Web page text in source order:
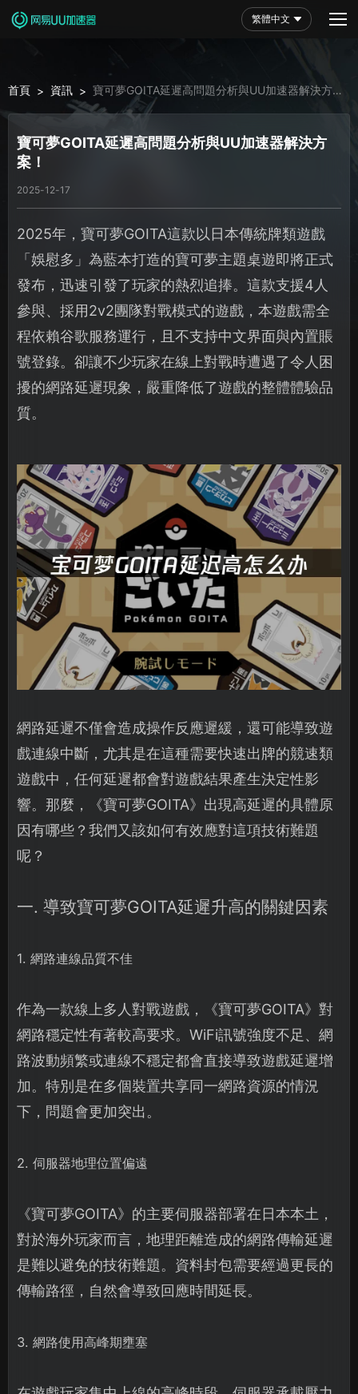
繁體中文
首頁 > 資訊 > 寶可夢GOITA延遲高問題分析與UU加速器解決方
案！
寶可夢GOITA延遲高問題分析與UU加速器解決方
案！
2025-12-17
2025年，寶可夢GOITA這款以日本傳統牌類遊戲
「娛慰多」為藍本打造的寶可夢主題桌遊即將正式
發布，迅速引發了玩家的熱烈追捧。這款支援4人
參與、採用2v2團隊對戰模式的遊戲，本遊戲需全
程依賴谷歌服務運行，且不支持中文界面與內置賬
號登錄。卻讓不少玩家在線上對戰時遭遇了令人困
擾的網路延遲現象，嚴重降低了遊戲的整體體驗品
質。
網路延遲不僅會造成操作反應遲緩，還可能導致遊
戲連線中斷，尤其是在這種需要快速出牌的競速類
遊戲中，任何延遲都會對遊戲結果產生決定性影
響。那麼，《寶可夢GOITA》出現高延遲的具體原
因有哪些？我們又該如何有效應對這項技術難題
呢？
一. 導致寶可夢GOITA延遲升高的關鍵因素
1. 網路連線品質不佳
作為一款線上多人對戰遊戲，《寶可夢GOITA》對
網路穩定性有著較高要求。WiFi訊號強度不足、網
路波動頻繁或連線不穩定都會直接導致遊戲延遲增
加。特別是在多個裝置共享同一網路資源的情況
下，問題會更加突出。
2. 伺服器地理位置偏遠
《寶可夢GOITA》的主要伺服器部署在日本本土，
對於海外玩家而言，地理距離造成的網路傳輸延遲
是難以避免的技術難題。資料封包需要經過更長的
傳輸路徑，自然會導致回應時間延長。
3. 網路使用高峰期壅塞